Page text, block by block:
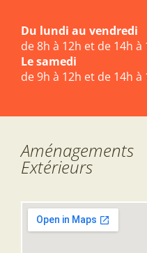
Du lundi au vendredi
de 8h à 12h et de 14h à
Le samedi
de 9h à 12h et de 14h à
Aménagements
Extérieurs